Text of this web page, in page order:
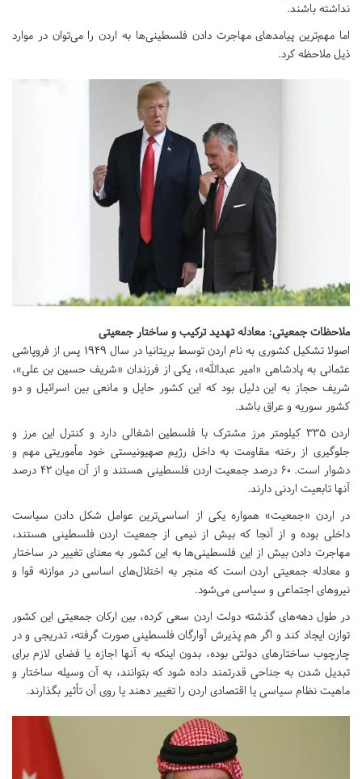
نداشته باشند.
اما مهم‌ترین پیامدهای مهاجرت دادن فلسطینی‌ها به اردن را می‌توان در موارد
ذیل ملاحظه کرد.
ملاحظات جمعیتی: معادله تهدید ترکیب و ساختار جمعیتی
اصولا تشکیل کشوری به نام اردن توسط بریتانیا در سال 1949 پس از فروپاشی
عثمانی به پادشاهی «امیر عبدالله»، یکی از فرزندان «شریف حسین بن علی»،
شریف حجاز به این دلیل بود که این کشور حایل و مانعی بین اسرائیل و دو
کشور سوریه و عراق باشد.
اردن 335 کیلومتر مرز مشترک با فلسطین اشغالی دارد و کنترل این مرز و
جلوگیری از رخنه مقاومت به داخل رژیم صهیونیستی خود مأموریتی مهم و
دشوار است. 60 درصد جمعیت اردن فلسطینی هستند و از آن میان 42 درصد
آنها تابعیت اردنی دارند.
در اردن «جمعیت» همواره یکی از اساسی‌ترین عوامل شکل دادن سیاست‌
داخلی بوده و از آنجا که بیش از نیمی از جمعیت اردن فلسطینی هستند،
مهاجرت دادن بیش از این فلسطینی‌ها به این کشور به معنای تغییر در ساختار
و معادله جمعیتی اردن است که منجر به اختلال‌های اساسی در موازنه قوا و
نیروهای اجتماعی و سیاسی می‌شود.
در طول دهه‌های گذشته دولت اردن سعی کرده، بین ارکان جمعیتی این کشور
توازن ایجاد کند و اگر هم پذیرش آوارگان فلسطینی صورت گرفته، تدریجی و در
چارچوب ساختارهای دولتی بوده، بدون اینکه به آنها اجازه یا فضای لازم برای
تبدیل شدن به جناحی قدرتمند داده شود که بتوانند، به آن وسیله ساختار و
ماهیت نظام سیاسی یا اقتصادی اردن را تغییر دهند یا روی آن تأثیر بگذارند.